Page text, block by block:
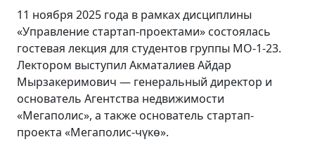
11 ноября 2025 года в рамках дисциплины
«Управление стартап-проектами» состоялась
гостевая лекция для студентов группы МО-1-23.
Лектором выступил Акматалиев Айдар
Мырзакеримович — генеральный директор и
основатель Агентства недвижимости
«Мегаполис», а также основатель стартап-
проекта «Мегаполис-чүкө».